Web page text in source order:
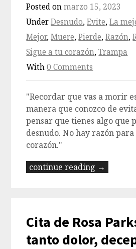
Posted onmarzo 15, 2023
UnderDesnudo,Evite,La
Mejor,Muere,Pierde,Razón,
Sigue a tu corazón,Trampa
With0 Comments
"Recordar que vas a morir
manera que conozco de
pensar que tienes algo que
desnudo. No hay razón
corazón."
continue reading →
Cita de Rosa
tanto dolor,